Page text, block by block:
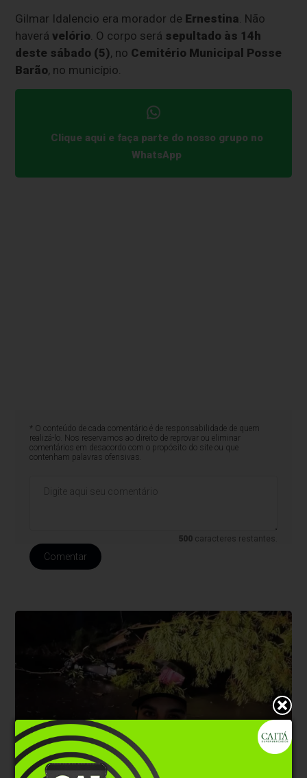
Gilmar Idalencio era morador de Ernestina. Não
haverávelório. O corpo será sepultado às 14h
deste sábado (5), no Cemitério Municipal Posse
Barão, no município.
Clique aqui e faça parte do nosso grupo no
WhatsApp
* O conteúdo de cada comentário é de responsabilidade de quem
realizá-lo. Nos reservamos ao direito de reprovar ou eliminar
comentários em desacordo com o propósito do site ou que
contenham palavras ofensivas.
500 caracteres restantes.
Comentar
Trânsito Há 4 horas